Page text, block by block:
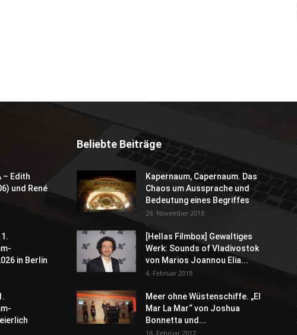
– Edith
und René
in Berlin
Beliebte Beiträge
Kapernaum, Capernaum. Das
Chaos um Aussprache und
Bedeutung eines Begriffes
29. November 2018
[Hellas Filmbox] Gewaltiges
Werk: Sounds of Vladivostok
von Marios Joannou Elia...
4. Februar 2018
Meer ohne Wüstenschiffe. „El
Mar La Mar“ von Joshua
Bonnetta und...
18. Februar 2017